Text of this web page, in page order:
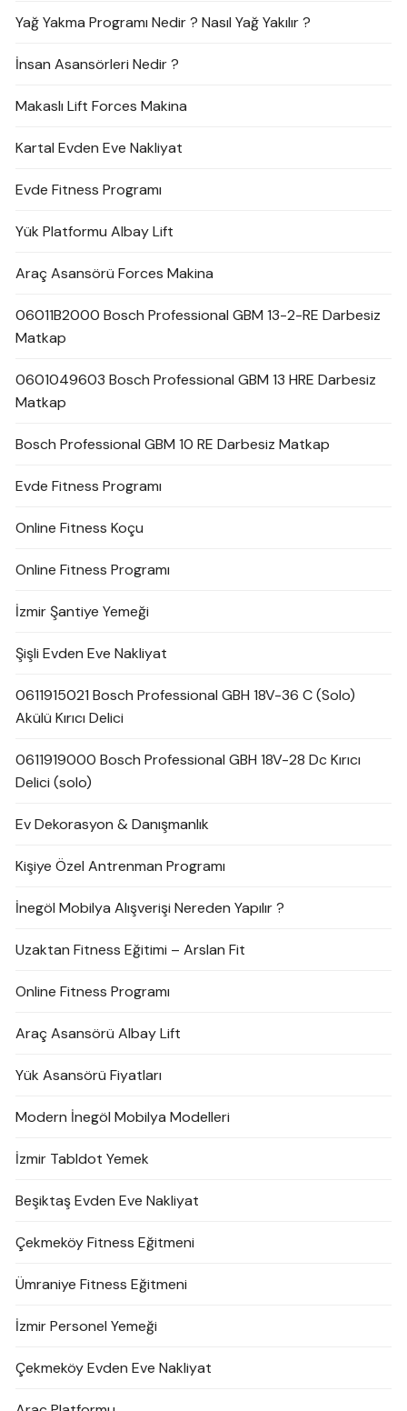
Yağ Yakma Programı Nedir ? Nasıl Yağ Yakılır ?
İnsan Asansörleri Nedir ?
Makaslı Lift Forces Makina
Kartal Evden Eve Nakliyat
Evde Fitness Programı
Yük Platformu Albay Lift
Araç Asansörü Forces Makina
06011B2000 Bosch Professional GBM 13-2-RE Darbesiz
Matkap
0601049603 Bosch Professional GBM 13 HRE Darbesiz
Matkap
Bosch Professional GBM 10 RE Darbesiz Matkap
Evde Fitness Programı
Online Fitness Koçu
Online Fitness Programı
İzmir Şantiye Yemeği
Şişli Evden Eve Nakliyat
0611915021 Bosch Professional GBH 18V-36 C (Solo)
Akülü Kırıcı Delici
0611919000 Bosch Professional GBH 18V-28 Dc Kırıcı
Delici (solo)
Ev Dekorasyon & Danışmanlık
Kişiye Özel Antrenman Programı
İnegöl Mobilya Alışverişi Nereden Yapılır ?
Uzaktan Fitness Eğitimi – Arslan Fit
Online Fitness Programı
Araç Asansörü Albay Lift
Yük Asansörü Fiyatları
Modern İnegöl Mobilya Modelleri
İzmir Tabldot Yemek
Beşiktaş Evden Eve Nakliyat
Çekmeköy Fitness Eğitmeni
Ümraniye Fitness Eğitmeni
İzmir Personel Yemeği
Çekmeköy Evden Eve Nakliyat